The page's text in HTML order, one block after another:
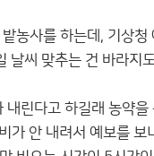
농사를 하는데, 기상
날씨 맞추는 건 바라지
린다고 하길래 농약
가 안 내려서 예보를